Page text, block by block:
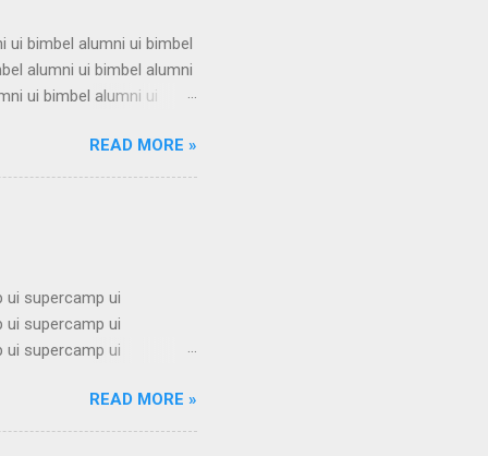
ui bimbel alumni ui bimbel
alumni ui bimbel alumni
ui bimbel alumni ui
alumni ui bimbel alumni
ui bimbel alumni ui
bimbel alumni ui bimbel
READ MORE »
ui supercamp ui
ui supercamp ui
ui supercamp ui
ui supercamp ui
ui supercamp ui
READ MORE »